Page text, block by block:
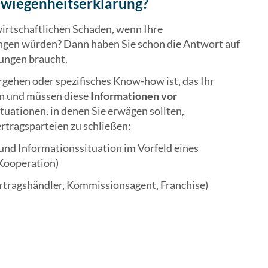
Schaden, wenn Ihre
würden? Dann haben Sie schon die Antwort auf
braucht.
oder spezifisches Know-how ist, das Ihr
und müssen dieseInformationen vor
in denen Sie erwägen sollten,
zu schließen:
Informationssituation im Vorfeld eines
Kommissionsagent, Franchise)